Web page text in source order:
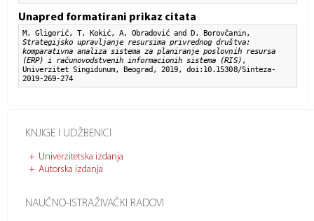
KNJIGE I UDŽBENICI
Univerzitetska izdanja
Autorska izdanja
NAUČNO-ISTRAŽIVAČKI RADOVI
Unapred formatirani prikaz citata
M. Gligorić, T. Kokić, A. Obradović and D. Borovčanin,
Strategijsko upravljanje resursima privrednog društva:
komparativna analiza sistema za planiranje poslovnih resursa
(ERP) i računovodstvenih informacionih sistema (RIS) ,
Univerzitet Singidunum, Beograd, 2019, doi:10.15308/Sinteza-
2019-269-274